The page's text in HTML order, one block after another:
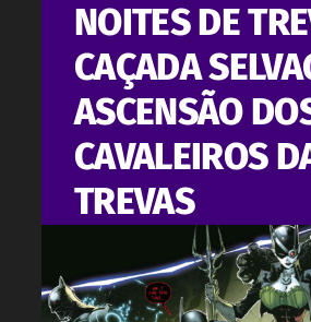
NOITES DE
CAÇADA
ASCENSÃO
CAVALEIROS
TREVAS